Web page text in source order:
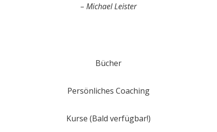
– Michael Leister
Bücher
Persönliches Coaching
Kurse (Bald verfügbar!)